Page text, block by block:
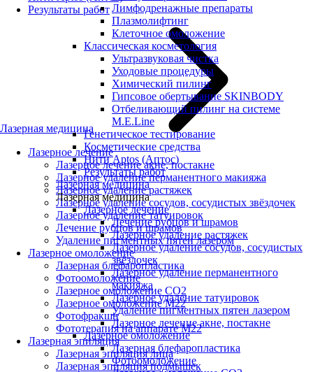
Результаты работ
Лазерная медицина
Лазерное лечение
Лазерное лечение акне, постакне
Лазерное удаление перманентного макияжа
Лазерное удаление растяжек
Лазерное удаление сосудов, сосудистых звёздочек
Лазерное удаление татуировок
Лечение рубцов и шрамов
Удаление пигментных пятен лазером
Лазерное омоложение
Лазерная блефаропластика
Фотоомоложение
Лазерное омоложение CO2
Лазерное омоложение M22
Фотофракшн
Фототерапия на аппарате М22
Лазерная эпиляция
Лазерная эпиляция лица
Лазерная эпиляция подмышек
Лимфодренажные препараты
Плазмолифтинг
Клеточное омоложение
Классическая косметология
Ультразвуковая чистка
Уходовые процедуры
Химический пилинг
Гипсовое обертывание SKINBODY
Отбеливающий пилинг на системе
M.E.Line
Генетическое тестирование
Косметические средства
Нити Aptos (Аптос)
Результаты работ
Лазерная медицина
Лазерная медицина
Лазерное лечение
Лечение рубцов и шрамов
Лазерное удаление растяжек
Лазерное удаление сосудов, сосудистых
звёздочек
Лазерное удаление перманентного
макияжа
Лазерное удаление татуировок
Удаление пигментных пятен лазером
Лазерное лечение акне, постакне
Лазерное омоложение
Лазерная блефаропластика
Фотоомоложение